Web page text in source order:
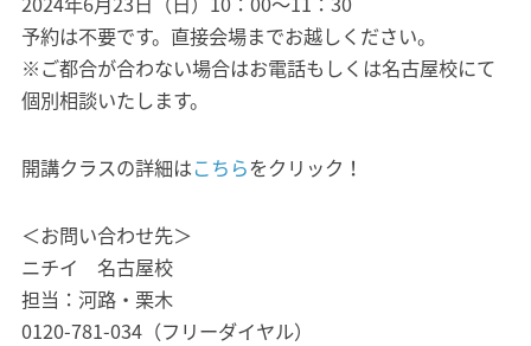
予約は不要です。直接会場までお越しください。
※ご都合が合わない場合はお電話もしくは名古屋校にて
個別相談いたします。
開講クラスの詳細はこちらをクリック！
＜お問い合わせ先＞
ニチイ 名古屋校
担当：河路・栗木
0120-781-034（フリーダイヤル）